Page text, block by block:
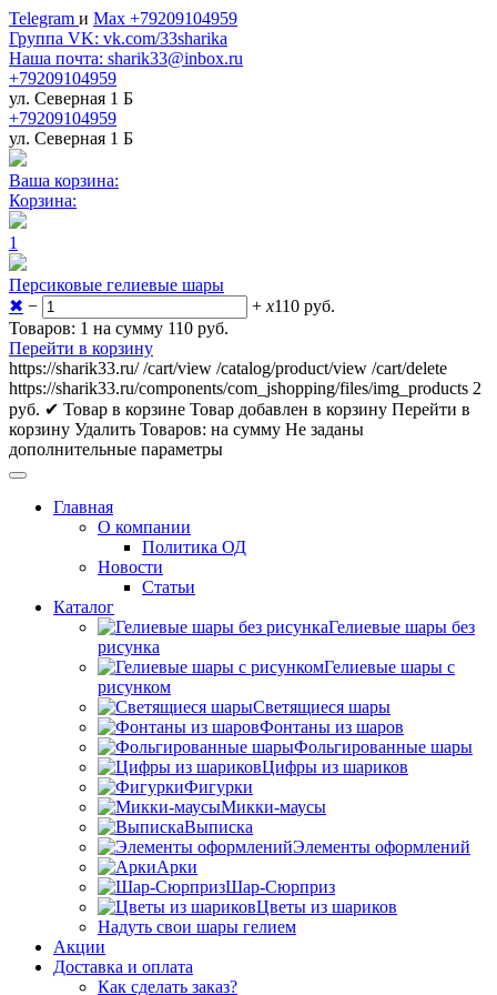
Telegram и Max +79209104959
Группа VK: vk.com/33sharika
Наша почта: sharik33@inbox.ru
+79209104959
ул. Северная 1 Б
+79209104959
ул. Северная 1 Б
Ваша корзина:
Корзина:
1
Персиковые гелиевые шары
✖ − + x110 руб.
Товаров: 1 на сумму 110 руб.
Перейти в корзину
https://sharik33.ru/ /cart/view /catalog/product/view /cart/delete
https://sharik33.ru/components/com_jshopping/files/img_products 2
руб. ✔ Товар в корзине Товар добавлен в корзину Перейти в
корзину Удалить Товаров: на сумму Не заданы
дополнительные параметры
Главная
О компании
Политика ОД
Новости
Статьи
Каталог
Гелиевые шары без
рисунка
Гелиевые шары с
рисунком
Светящиеся шары
Фонтаны из шаров
Фольгированные шары
Цифры из шариков
Фигурки
Микки-маусы
Выписка
Элементы оформлений
Арки
Шар-Сюрприз
Цветы из шариков
Надуть свои шары гелием
Акции
Доставка и оплата
Как сделать заказ?